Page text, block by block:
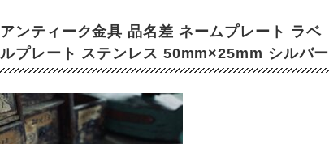
アンティーク金具 品名差 ネームプレート ラベ
ルプレート ステンレス 50mm×25mm シルバー